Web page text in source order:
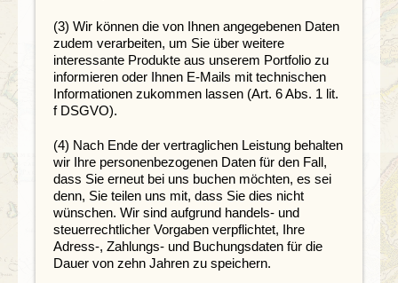
(3) Wir können die von Ihnen angegebenen Daten
zudem verarbeiten, um Sie über weitere
interessante Produkte aus unserem Portfolio zu
informieren oder Ihnen E-Mails mit technischen
Informationen zukommen lassen (Art. 6 Abs. 1 lit.
f DSGVO).
(4) Nach Ende der vertraglichen Leistung behalten
wir Ihre personenbezogenen Daten für den Fall,
dass Sie erneut bei uns buchen möchten, es sei
denn, Sie teilen uns mit, dass Sie dies nicht
wünschen. Wir sind aufgrund handels- und
steuerrechtlicher Vorgaben verpflichtet, Ihre
Adress-, Zahlungs- und Buchungsdaten für die
Dauer von zehn Jahren zu speichern.